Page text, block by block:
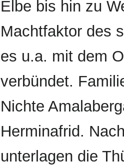
Elbe bis hin zu
Machtfaktor des
es u.a. mit dem
verbündet.
Nichte
Herminafrid.
unterlagen die